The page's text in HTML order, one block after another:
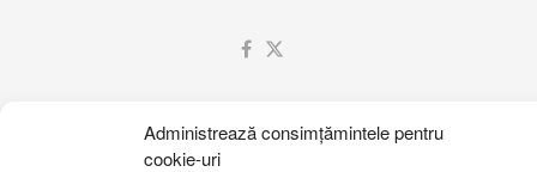
Administrează consimțămintele pentru
cookie-uri